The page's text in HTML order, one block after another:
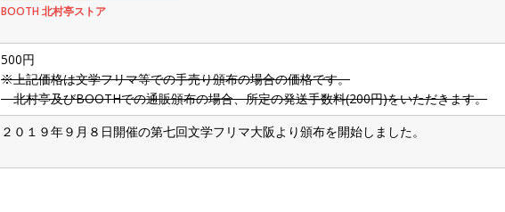
BOOTH 北村亭ストア
500円
※上記価格は文学フリマ等での手売り頒布の場合の価格です。
北村亭及びBOOTHでの通販頒布の場合、所定の発送手数料(200円)をいただきます。
２０１９年９月８日開催の第七回文学フリマ大阪より頒布を開始しました。